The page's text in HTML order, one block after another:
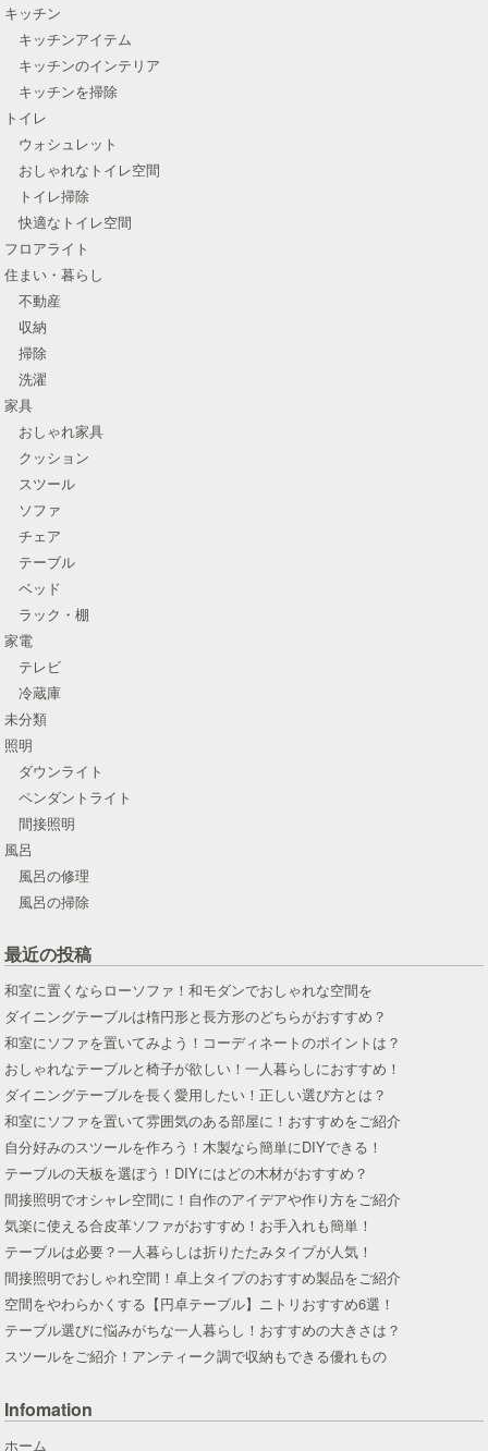
キッチン
キッチンアイテム
キッチンのインテリア
キッチンを掃除
トイレ
ウォシュレット
おしゃれなトイレ空間
トイレ掃除
快適なトイレ空間
フロアライト
住まい・暮らし
不動産
収納
掃除
洗濯
家具
おしゃれ家具
クッション
スツール
ソファ
チェア
テーブル
ベッド
ラック・棚
家電
テレビ
冷蔵庫
未分類
照明
ダウンライト
ペンダントライト
間接照明
風呂
風呂の修理
風呂の掃除
最近の投稿
和室に置くならローソファ！和モダンでおしゃれな空間を
ダイニングテーブルは楕円形と長方形のどちらがおすすめ？
和室にソファを置いてみよう！コーディネートのポイントは？
おしゃれなテーブルと椅子が欲しい！一人暮らしにおすすめ！
ダイニングテーブルを長く愛用したい！正しい選び方とは？
和室にソファを置いて雰囲気のある部屋に！おすすめをご紹介
自分好みのスツールを作ろう！木製なら簡単にDIYできる！
テーブルの天板を選ぼう！DIYにはどの木材がおすすめ？
間接照明でオシャレ空間に！自作のアイデアや作り方をご紹介
気楽に使える合皮革ソファがおすすめ！お手入れも簡単！
テーブルは必要？一人暮らしは折りたたみタイプが人気！
間接照明でおしゃれ空間！卓上タイプのおすすめ製品をご紹介
空間をやわらかくする【円卓テーブル】ニトリおすすめ6選！
テーブル選びに悩みがちな一人暮らし！おすすめの大きさは？
スツールをご紹介！アンティーク調で収納もできる優れもの
Infomation
ホーム